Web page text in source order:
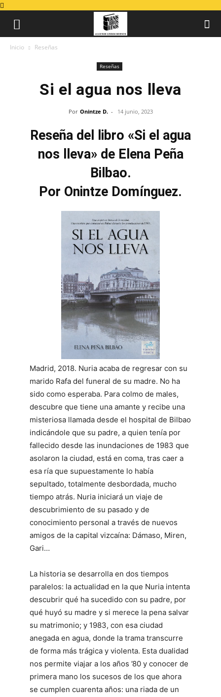
Inicio Reseñas
Reseñas
Si el agua nos lleva
Por Onintze D. - 14 junio, 2023
Reseña del libro «Si el agua
nos lleva» de Elena Peña
Bilbao.
Por Onintze Domínguez.
Madrid, 2018. Nuria acaba de regresar con su
marido Rafa del funeral de su madre. No ha
sido como esperaba. Para colmo de males,
descubre que tiene una amante y recibe una
misteriosa llamada desde el hospital de Bilbao
indicándole que su padre, a quien tenía por
fallecido desde las inundaciones de 1983 que
asolaron la ciudad, está en coma, tras caer a
esa ría que supuestamente lo había
sepultado, totalmente desbordada, mucho
tiempo atrás. Nuria iniciará un viaje de
descubrimiento de su pasado y de
conocimiento personal a través de nuevos
amigos de la capital vizcaína: Dámaso, Miren,
Gari…
La historia se desarrolla en dos tiempos
paralelos: la actualidad en la que Nuria intenta
descubrir qué ha sucedido con su padre, por
qué huyó su madre y si merece la pena salvar
su matrimonio; y 1983, con esa ciudad
anegada en agua, donde la trama transcurre
de forma más trágica y violenta. Esta dualidad
nos permite viajar a los años ’80 y conocer de
primera mano los sucesos de los que ahora
se cumplen cuarenta años: una riada de un